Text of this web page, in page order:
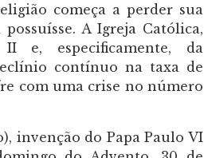
começa a perder sua
A Igreja Católica,
e, especificamente, da
contínuo na taxa de
com uma crise no número
invenção do Papa Paulo VI